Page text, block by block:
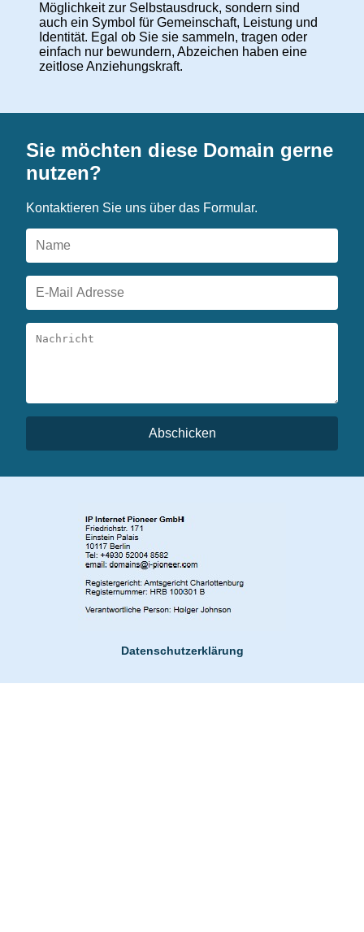
Möglichkeit zur Selbstausdruck, sondern sind
auch ein Symbol für Gemeinschaft, Leistung und
Identität. Egal ob Sie sie sammeln, tragen oder
einfach nur bewundern, Abzeichen haben eine
zeitlose Anziehungskraft.
Sie möchten diese Domain gerne
nutzen?
Kontaktieren Sie uns über das Formular.
Abschicken
Datenschutzerklärung